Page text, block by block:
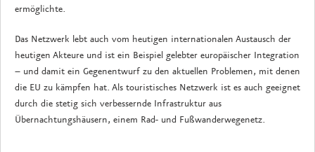
ermöglichte.
Das Netzwerk lebt auch vom heutigen internationalen Austausch der
heutigen Akteure und ist ein Beispiel gelebter europäischer Integration
– und damit ein Gegenentwurf zu den aktuellen Problemen, mit denen
die EU zu kämpfen hat. Als touristisches Netzwerk ist es auch geeignet
durch die stetig sich verbessernde Infrastruktur aus
Übernachtungshäusern, einem Rad- und Fußwanderwegenetz.